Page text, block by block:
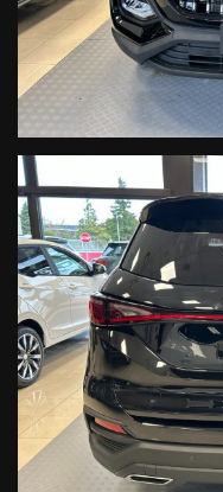
- Specchietti richiudibili e
- Quadro strumenti LCD da
- Schermo touchscreen da
- Apple carplay per IOS e
- 6 speaker audio
- Sistema bluetooth
- Portellone hands free
- Tergicristalli frameless
- Volante in pelle con
- Bracciolo centrale
- Portaoggetti anteriore
- Luci di lettura
- Smart key
- Apertura keyless
- Avviamento keyless
- ABS + EBD + ESC
- HDC + HAC
- EPB
- Cruise control